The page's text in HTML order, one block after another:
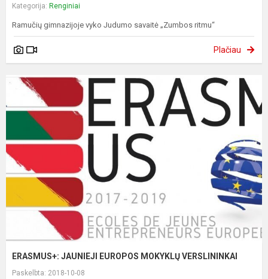
Kategorija: Renginiai
Ramučių gimnazijoje vyko Judumo savaitė „Zumbos ritmu“
Plačiau
ERASMUS+: JAUNIEJI EUROPOS MOKYKLŲ VERSLININKAI
Paskelbta: 2018-10-08